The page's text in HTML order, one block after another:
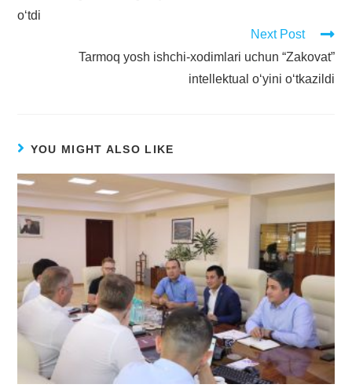
o‘tdi
Next Post
Tarmoq yosh ishchi-xodimlari uchun “Zakovat”
intellektual o‘yini o‘tkazildi
YOU MIGHT ALSO LIKE